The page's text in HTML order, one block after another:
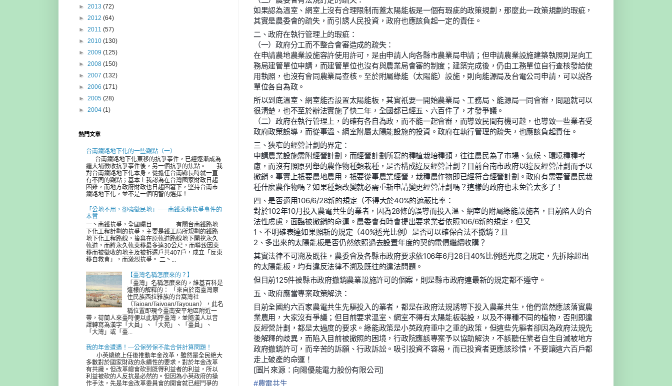
如果認為溫室、網室上沒有合理限制而蓋太陽能板是一個有瑕疵的政策規劃，那麼此一政策規劃的瑕疵，
其實是農委會的疏失，而引誘人民投資，政府也應該負起一定的責任。
二、政府在執行管理上的瑕疵：
（一）政府分工而不整合會審造成的疏失：
在申請農地農業設施容許使用許可，是由申請人向各縣市農業局申請；但申請農業設施建築執照則是向工
務局建管單位申請，而建管單位也沒有與農業局會審的制度；建築完成後，仍由工務單位自行查核發給使
用執照，也沒有會同農業局查核。至於附屬綠能（太陽能）設施，則向能源局及台電公司申請，可以説各
單位各自為政。
所以到底溫室、網室能否設置太陽能板，其實祇要一開始農業局、工務局、能源局一同會審，問題就可以
很淸楚，也不至於辦法實施了快二年，全國都已經五、六百件了，才發爭議。
（二）政府在執行管理上，的確有各自為政，而不能一起會審，而導致民間有機可趁，也導致一些業者受
政府政策誤導，而從事溫、網室附屬太陽能設施的投資。政府在執行管理的疏失，也應該負起責任。
三、狹窄的經營計劃的界定：
申請農業設施需附經營計劃，而經營計劃所寫的種植栽培種類，往往農民為了市場、氣候、環境種種考
慮，而沒有照原列舉的農作物種類栽種，是否構成違反經營計劃？目前台南市政府以違反經營計劃而予以
撤銷。事實上祇要農地農用，祇要從事農業經營，栽種農作物即已經符合經營計劃。政府有需要管農民栽
種什麼農作物嗎？如果種類改變就必需重新申請變更經營計劃嗎？這樣的政府也未免管太多了！
四、是否適用106/6/28新的規定（不得大於40%的遮蔽比率：
對於102年10月投入農電共生的業者，因為28條的誤導而投入溫、網室的附屬綠能設施者，目前陷入的合
法性虞慮，面臨被撤銷的命運。農委會有時會提出要求業者依照106/6新的規定，但又
1、不明確表達如果照新的規定（40%透光比例）是否可以確保合法不撤銷？且
2、多出來的太陽能板是否仍然依照過去設置年度的契約電價繼續收購？
其實法律不可溯及既往，農委會及各縣市政府要求依106年6月28日40%比例透光度之規定，先拆除超出
的太陽能板，均有違反法律不溯及既往的違法問題。
但目前125件被縣市政府撤銷農業設施許可的個案，則是縣市政府連最新的規定都不遵守。
五、政府應當專案政策解決：
目前全國約六百家農電共生先驅投入的業者，都是在政府法規誘導下投入農業共生，他們當然應該落實農
業農用，大家沒有爭議；但目前要求溫室、網室不得有太陽能板裝設，以及不得種不同的植物，否則即違
反經營計劃，都是太過度的要求。綠能政策是小英政府重中之重的政策，但這些先驅者卻因為政府法規先
後解釋的歧異，而陷入目前被撤照的困境，行政院應該專案予以協助解決，不該聽任業者自生自滅被地方
政府撤銷許可，而辛苦的訴願、行政訴訟。吸引投資不容易，而已投資者更應該珍惜，不要讓這六百戶都
走上破產的命運！
[圖片來源：向陽優能電力股份有限公司]
#農電共生
► 2013 (72)
► 2012 (64)
► 2011 (57)
► 2010 (130)
► 2009 (125)
► 2008 (150)
► 2007 (132)
► 2006 (171)
► 2005 (28)
► 2004 (1)
熱門文章
台南鐵路地下化的一些觀點（一）
台南鐵路地下化東移的抗爭事件，已經逐漸成為
繼大埔徵收抗爭事件後，另一個抗爭的焦點。 我
對台南鐵路地下化本身，從擔任台南縣長時就一直
有不同的觀點；基本上我認為在台灣國家財政日趨
困難，而地方政府財政也日趨困窘下，堅持台南市
鐵路地下化，並不是一個明智的選擇！...
「公地不用，卻強徵民地」-----南鐵東移抗爭事件的
本質
一丶南鐵抗爭，全國矚目 有關台南鐵路地
下化工程計劃的抗爭，主要是鐵工局所規劃的鐵路
地下化工程路線，捨棄在原軌道路線地下開挖永久
軌道，而將永久軌東移最多達30公尺，而導致因東
移而被徵收的地主及被拆遷戶共407戶，成立「反東
移自救會」，而激烈抗爭。 二丶...
【臺灣名稱怎麼來的？】
「臺灣」名稱怎麼來的，維基百科是
這樣的解釋的： 「來自於南臺灣原
住民族西拉雅族的台窩灣社
（Taioan/Taivoan/Tayouan），此名
稱位置即現今臺南安平地區附近一
帶，荷蘭人來臺時便以此稱呼臺灣，並隨漢人以音
譯轉寫為漢字「大員」、「大苑」、「臺員」、
「大灣」或「臺...
我的年金遭遇！---公保勞保不能合併計算問題！
小英總統上任後推動年金改革，雖然是全民絶大
多數對於國家財政的永續性的要求，對於年金改革
有共識。但改革總會砍到既得利益者的利益，所以
利益被砍的人反抗是必然的。但因為小英政府的操
作手法，先是年金改革委員會的開會就已經鬥爭的